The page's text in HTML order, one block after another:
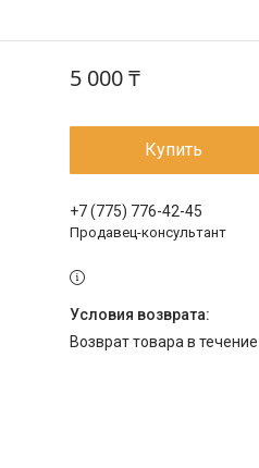
5 000 ₸
Купить
+7 (775) 776-42-45
Продавец-консультант
возврат товара в